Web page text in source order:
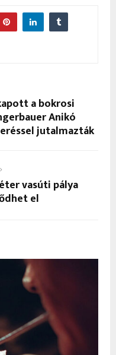
a bokrosi
Anikó
jutalmazták
vasúti pálya
el